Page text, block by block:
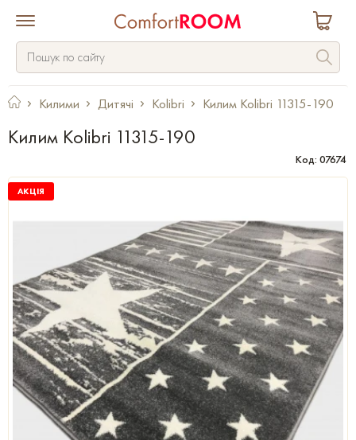
Килими Дитячі Kolibri Килим Kolibri 11315-190
Килим Kolibri 11315-190
Код: 07674
АКЦІЯ